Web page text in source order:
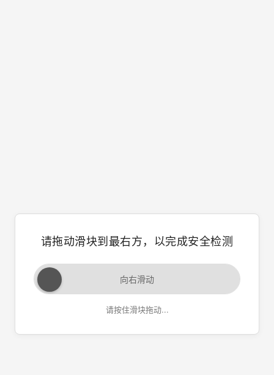
请拖动滑块到最右方，以完成安全检测
向右滑动
请按住滑块拖动...